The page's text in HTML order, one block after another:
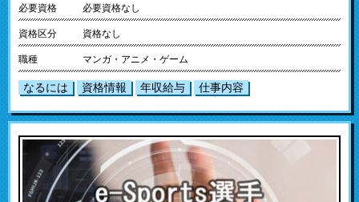
必要資格 必要資格なし
資格区分 資格なし
職種 マンガ・アニメ・ゲーム
なるには 資格情報 年収給与 仕事内容